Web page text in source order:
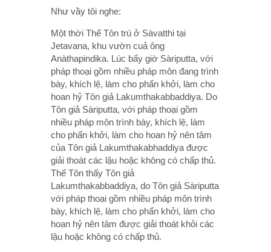
Như vầy tôi nghe:
Một thời Thế Tôn trú ở Sàvatthi tại
Jetavana, khu vườn cuả ông
Anàthapindika. Lúc bấy giờ Sàriputta, với
pháp thoại gồm nhiều pháp môn đang trình
bày, khích lệ, làm cho phấn khởi, làm cho
hoan hỷ Tôn giả Lakumthakabbaddiya. Do
Tôn giả Sàriputta, với pháp thoại gồm
nhiều pháp môn trình bày, khích lệ, làm
cho phấn khởi, làm cho hoan hỷ nên tâm
của Tôn giả Lakumthakabhaddiya được
giải thoát các lậu hoặc không có chấp thủ.
Thế Tôn thấy Tôn giả
Lakumthakabbaddiya, do Tôn giả Sàriputta
với pháp thoại gồm nhiều pháp môn trình
bày, khích lệ, làm cho phấn khởi, làm cho
hoan hỷ nên tâm được giải thoát khỏi các
lậu hoặc không có chấp thủ.